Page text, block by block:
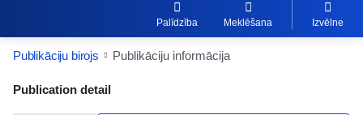
Palīdzība Meklēšana Izvēlne
Publikāciju birojs Publikāciju informācija
Publication Detail Actions Portlet
Publication detail